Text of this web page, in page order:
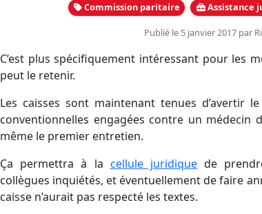
Commission paritaire Assistance
Publié le 5 janvier 2017 par
C’est plus spécifiquement intéressant pour les
peut le retenir.
Les caisses sont maintenant tenues d’avertir
conventionnelles engagées contre un
même le premier entretien.
Ça permettra à la cellule juridiquede
collègues inquiétés, et éventuellement de faire
caisse n’aurait pas respecté les textes.